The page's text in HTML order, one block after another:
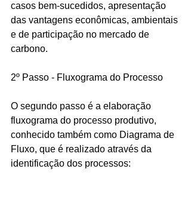
casos bem-sucedidos, apresentação
das vantagens econômicas, ambientais
e de participação no mercado de
carbono.
2º Passo - Fluxograma do Processo
O segundo passo é a elaboração
fluxograma do processo produtivo,
conhecido também como Diagrama de
Fluxo, que é realizado através da
identificação dos processos: